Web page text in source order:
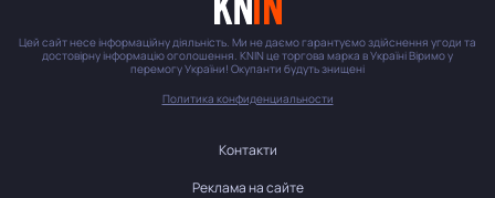
Цей сайт несе інформаційну діяльність. Ми не даємо гарантуємо здійснення угоди та
достовірну інформацію оголошення. KNIN це торгова марка в Україні Віримо у
перемогу України! Окупанти будуть знищені
Политика конфиденциальности
Контакти
Реклама на сайте